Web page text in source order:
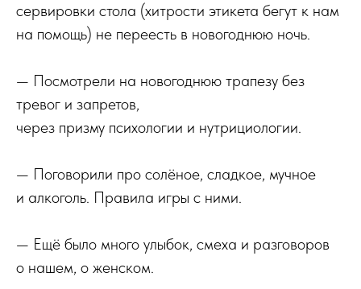
сервировки стола (хитрости этикета бегут к нам
на помощь) не переесть в новогоднюю ночь.
— Посмотрели на новогоднюю трапезу без
тревог и запретов,
через призму психологии и нутрициологии.
— Поговорили про солёное, сладкое, мучное
и алкоголь. Правила игры с ними.
— Ещё было много улыбок, смеха и разговоров
о нашем, о женском.